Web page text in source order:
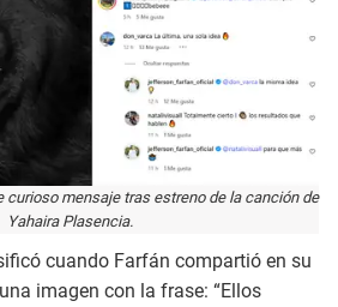
mensaje tras estreno de la canción de
Yahaira Plasencia.
cuando Farfán compartió en su
imagen con la frase: “Ellos